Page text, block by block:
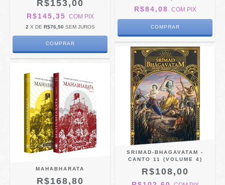
R$153,00
R$145,35 COM PIX
2 X DE R$76,50 SEM JUROS
R$84,08 COM PIX
MAHABHARATA
R$168,80
SRIMAD-BHAGAVATAM -
CANTO 11 (VOLUME 4)
R$108,00